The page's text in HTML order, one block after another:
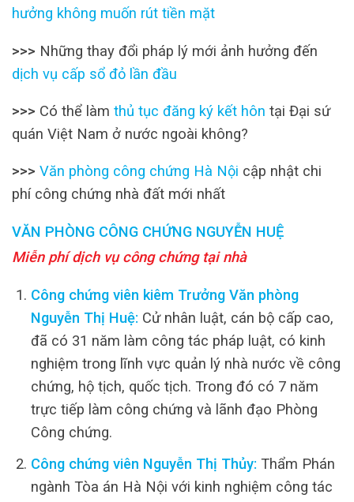
hưởng không muốn rút tiền mặt
>>> Những thay đổi pháp lý mới ảnh hưởng đến
dịch vụ cấp sổ đỏ lần đầu
>>> Có thể làm thủ tục đăng ký kết hôn tại Đại sứ
quán Việt Nam ở nước ngoài không?
>>> Văn phòng công chứng Hà Nội cập nhật chi
phí công chứng nhà đất mới nhất
VĂN PHÒNG CÔNG CHỨNG NGUYỄN HUỆ
Miễn phí dịch vụ công chứng tại nhà
Công chứng viên kiêm Trưởng Văn phòng
Nguyễn Thị Huệ: Cử nhân luật, cán bộ cấp cao,
đã có 31 năm làm công tác pháp luật, có kinh
nghiệm trong lĩnh vực quản lý nhà nước về công
chứng, hộ tịch, quốc tịch. Trong đó có 7 năm
trực tiếp làm công chứng và lãnh đạo Phòng
Công chứng.
Công chứng viên Nguyễn Thị Thủy: Thẩm Phán
ngành Tòa án Hà Nội với kinh nghiệm công tác